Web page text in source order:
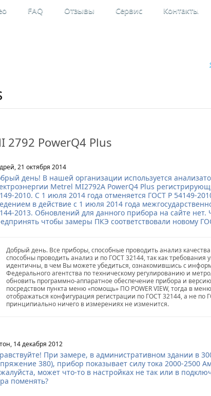
FAQ Отзывы Сервис Контакты
2792 PowerQ4 Plus
21 октября 2014
день! В нашей организации используется
Metrel MI2792A PowerQ4 Plus
2010. С 1 июля 2014 года отменяется ГОСТ Р 54149-
в действие с 1 июля 2014 года
2013. Обновлений для данного прибора на сайте нет.
чтобы замеры ПКЭ соответствовали новому
Добрый день. Все приборы, способные проводить анализ
способны проводить анализ и по ГОСТ 32144, так как требования
идентичны, в чем Вы можете убедиться, ознакомившись с
Федерального агентства по техническому регулированию и
обновить программно-аппаратное обеспечение прибора и версию
посредством пункта меню «помощь» ПО POWER VIEW, тогда в
отображаться конфигурация регистрации по ГОСТ 32144, а не по
принципиально ничего в измерениях не изменится.
14 декабря 2012
При замере, в административном здании в
380), прибор показывает силу тока 2000-2500
может что-то в настройках не так или в
поменять?